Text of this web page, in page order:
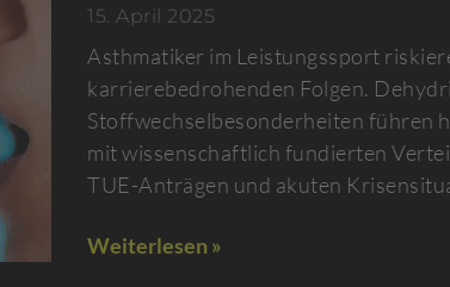
15. April 2025
Asthmatiker im Leistungssport
karrierebedrohenden Folgen.
Stoffwechselbesonderheiten führen
mit wissenschaftlich fundierten
TUE-Anträgen und akuten
Weiterlesen »